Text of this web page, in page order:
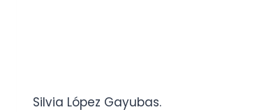
Silvia López Gayubas.